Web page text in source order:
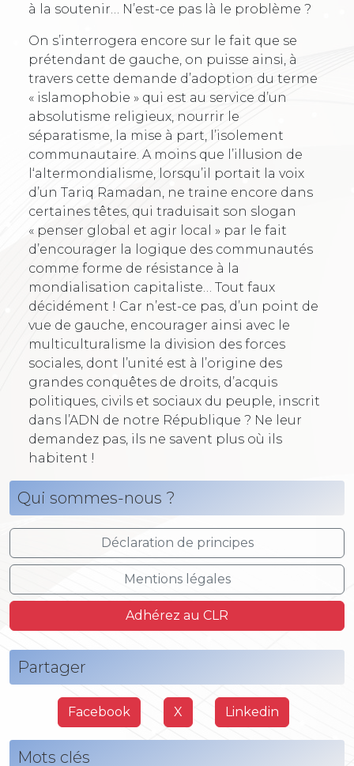
à la soutenir… N’est-ce pas là le problème ?
On s’interrogera encore sur le fait que se
prétendant de gauche, on puisse ainsi, à
travers cette demande d’adoption du terme
« islamophobie » qui est au service d’un
absolutisme religieux, nourrir le
séparatisme, la mise à part, l’isolement
communautaire. A moins que l’illusion de
l‘altermondialisme, lorsqu’il portait la voix
d’un Tariq Ramadan, ne traine encore dans
certaines têtes, qui traduisait son slogan
« penser global et agir local » par le fait
d’encourager la logique des communautés
comme forme de résistance à la
mondialisation capitaliste… Tout faux
décidément ! Car n’est-ce pas, d’un point de
vue de gauche, encourager ainsi avec le
multiculturalisme la division des forces
sociales, dont l’unité est à l’origine des
grandes conquêtes de droits, d’acquis
politiques, civils et sociaux du peuple, inscrit
dans l’ADN de notre République ? Ne leur
demandez pas, ils ne savent plus où ils
habitent !
Qui sommes-nous ?
Déclaration de principes
Mentions légales
Adhérez au CLR
Partager
Facebook X Linkedin
Mots clés